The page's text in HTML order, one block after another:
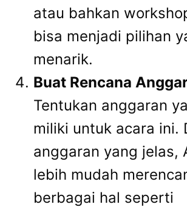
atau bahkan
bisa menjadi pilihan
menarik.
Buat Rencana
Tentukan anggaran
miliki untuk acara ini.
anggaran yang jelas,
lebih mudah
berbagai hal seperti